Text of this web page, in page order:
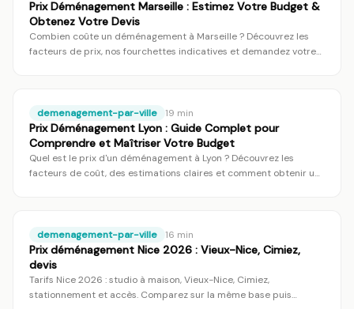
Prix Déménagement Marseille : Estimez Votre Budget &
Obtenez Votre Devis
Combien coûte un déménagement à Marseille ? Découvrez les
facteurs de prix, nos fourchettes indicatives et demandez votre
demenagement-par-ville 19 min
Prix Déménagement Lyon : Guide Complet pour
Comprendre et Maîtriser Votre Budget
Quel est le prix d'un déménagement à Lyon ? Découvrez les
facteurs de coût, des estimations claires et comment obtenir un
demenagement-par-ville 16 min
Prix déménagement Nice 2026 : Vieux-Nice, Cimiez,
devis
Tarifs Nice 2026 : studio à maison, Vieux-Nice, Cimiez,
stationnement et accès. Comparez sur la même base puis